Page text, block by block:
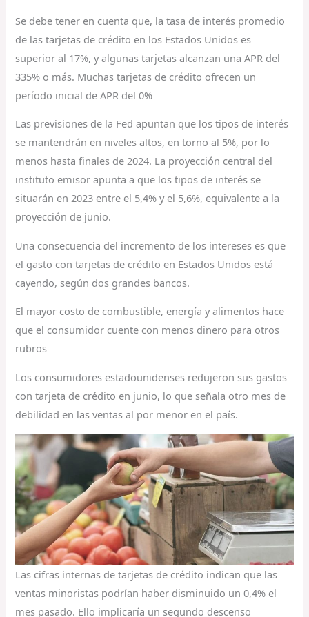
Se debe tener en cuenta que, la tasa de interés promedio
de las tarjetas de crédito en los Estados Unidos es
superior al 17%, y algunas tarjetas alcanzan una APR del
335% o más. Muchas tarjetas de crédito ofrecen un
período inicial de APR del 0%
Las previsiones de la Fed apuntan que los tipos de interés
se mantendrán en niveles altos, en torno al 5%, por lo
menos hasta finales de 2024. La proyección central del
instituto emisor apunta a que los tipos de interés se
situarán en 2023 entre el 5,4% y el 5,6%, equivalente a la
proyección de junio.
Una consecuencia del incremento de los intereses es que
el gasto con tarjetas de crédito en Estados Unidos está
cayendo, según dos grandes bancos.
El mayor costo de combustible, energía y alimentos hace
que el consumidor cuente con menos dinero para otros
rubros
Los consumidores estadounidenses redujeron sus gastos
con tarjeta de crédito en junio, lo que señala otro mes de
debilidad en las ventas al por menor en el país.
Las cifras internas de tarjetas de crédito indican que las
ventas minoristas podrían haber disminuido un 0,4% el
mes pasado. Ello implicaría un segundo descenso